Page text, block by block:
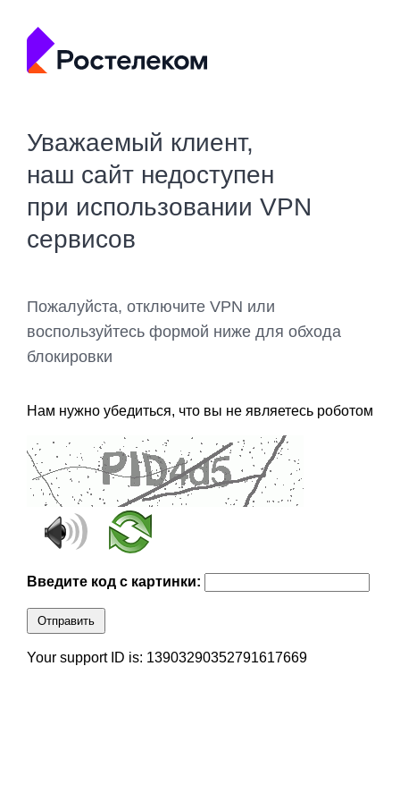
Уважаемый клиент,
наш сайт недоступен
при использовании VPN
сервисов
Пожалуйста, отключите VPN или
воспользуйтесь формой ниже для обхода
блокировки
Нам нужно убедиться, что вы не являетесь роботом
Введите код с картинки:
Отправить
Your support ID is: 13903290352791617669